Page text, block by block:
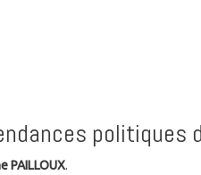
politiques
PAILLOUX.